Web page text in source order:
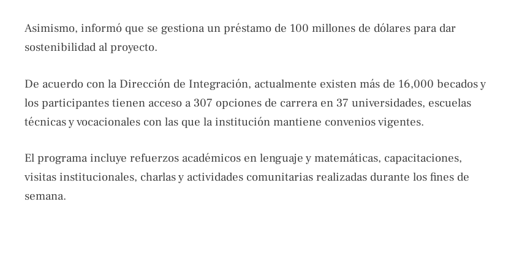
Asimismo, informó que se gestiona un préstamo de 100 millones de dólares para dar
sostenibilidad al proyecto.
De acuerdo con la Dirección de Integración, actualmente existen más de 16,000 becados y
los participantes tienen acceso a 307 opciones de carrera en 37 universidades, escuelas
técnicas y vocacionales con las que la institución mantiene convenios vigentes.
El programa incluye refuerzos académicos en lenguaje y matemáticas, capacitaciones,
visitas institucionales, charlas y actividades comunitarias realizadas durante los fines de
semana.